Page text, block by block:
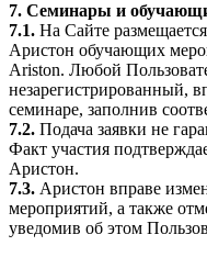
7. Семинары и
7.1. На Сайте
Аристон обучающих
Ariston. Любой
незарегистрированный,
семинаре, заполнив
7.2. Подача заявки не
Факт участия
Аристон.
7.3. Аристон вправе
мероприятий, а также
уведомив об этом